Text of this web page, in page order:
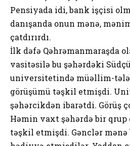
Pensiyada idi, bank işçisi
danışanda onun mənə,
çatdırırdı.
İlk dəfə Qəhrəmanmaraşda
vasitəsilə bu şəhərdəki
universitetində müəllim-
görüşümü təşkil etmişdi.
şəhərcikdən ibarətdi. Görüş
Həmin vaxt şəhərdə bir qrup
təşkil etmişdi. Gənclər mənə